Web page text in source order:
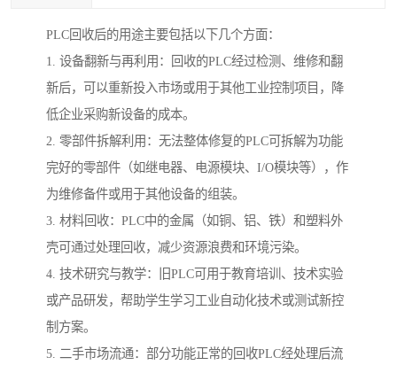
PLC回收后的用途主要包括以下几个方面：
1. 设备翻新与再利用：回收的PLC经过检测、维修和翻
新后，可以重新投入市场或用于其他工业控制项目，降
低企业采购新设备的成本。
2. 零部件拆解利用：无法整体修复的PLC可拆解为功能
完好的零部件（如继电器、电源模块、I/O模块等），作
为维修备件或用于其他设备的组装。
3. 材料回收：PLC中的金属（如铜、铝、铁）和塑料外
壳可通过处理回收，减少资源浪费和环境污染。
4. 技术研究与教学：旧PLC可用于教育培训、技术实验
或产品研发，帮助学生学习工业自动化技术或测试新控
制方案。
5. 二手市场流通：部分功能正常的回收PLC经处理后流